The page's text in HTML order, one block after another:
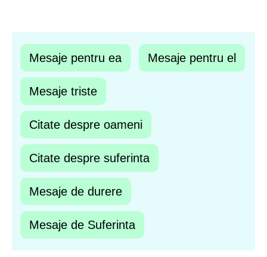
Mesaje pentru ea Mesaje pentru el
Mesaje triste
Citate despre oameni
Citate despre suferinta
Mesaje de durere
Mesaje de Suferinta